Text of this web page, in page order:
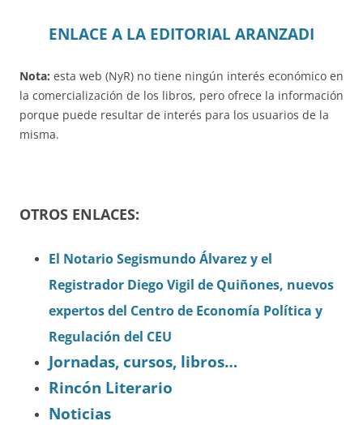
ENLACE A LA EDITORIAL ARANZADI
Nota: esta web (NyR) no tiene ningún interés económico en
la comercialización de los libros, pero ofrece la información
porque puede resultar de interés para los usuarios de la
misma.
OTROS ENLACES:
El Notario Segismundo Álvarez y el
Registrador Diego Vigil de Quiñones, nuevos
expertos del Centro de Economía Política y
Regulación del CEU
Jornadas, cursos, libros…
Rincón Literario
Noticias